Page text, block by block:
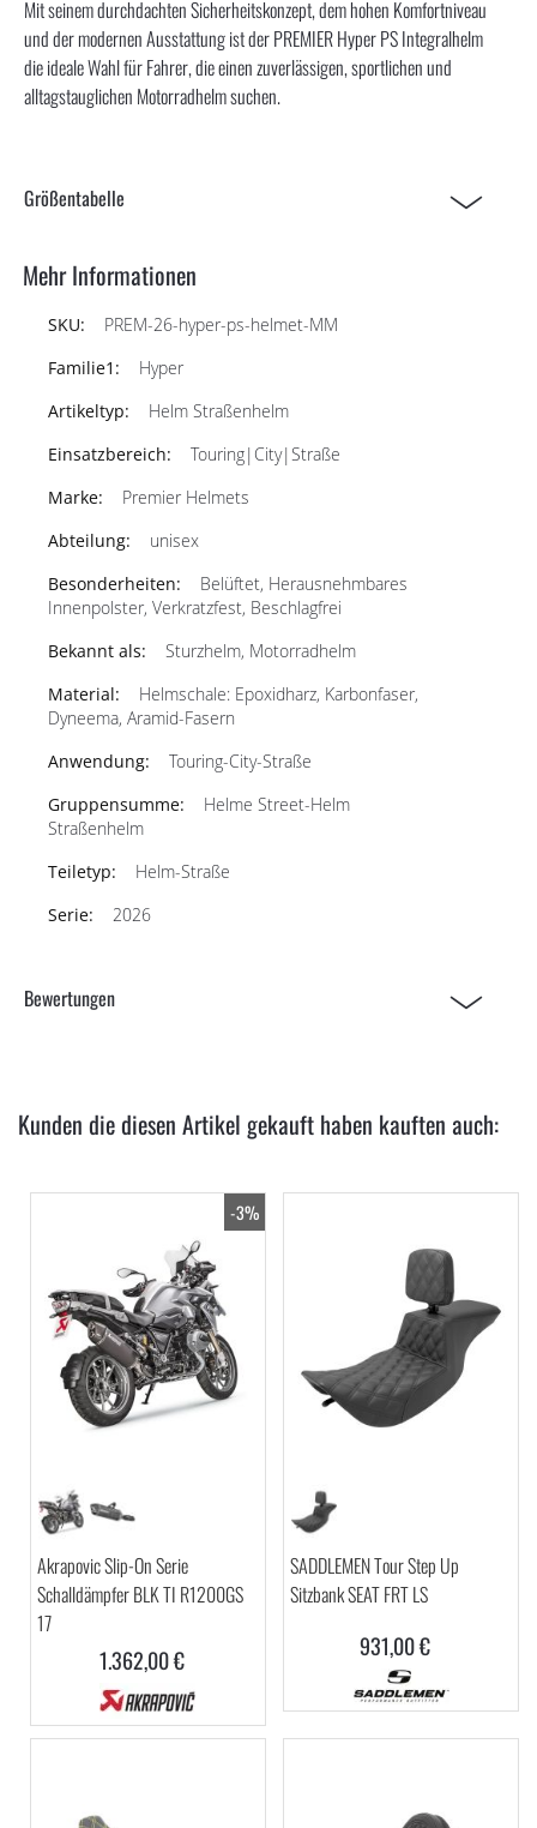
Mit seinem durchdachten Sicherheitskonzept, dem hohen Komfortniveau
und der modernen Ausstattung ist der PREMIER Hyper PS Integralhelm
die ideale Wahl für Fahrer, die einen zuverlässigen, sportlichen und
alltagstauglichen Motorradhelm suchen.
Größentabelle
Mehr Informationen
PREM-26-hyper-ps-helmet-MM
Hyper
Helm Straßenhelm
Touring|City|Straße
Premier Helmets
unisex
Belüftet, Herausnehmbares
Innenpolster, Verkratzfest, Beschlagfrei
Sturzhelm, Motorradhelm
Helmschale: Epoxidharz, Karbonfaser,
Dyneema, Aramid-Fasern
Touring-City-Straße
Helme Street-Helm
Straßenhelm
Helm-Straße
2026
Bewertungen
Kunden die diesen Artikel gekauft haben kauften auch:
-3%
Akrapovic Slip-On Serie
Schalldämpfer BLK TI R1200GS
17
1.362,00 €
SADDLEMEN Tour Step Up
Sitzbank SEAT FRT LS
931,00 €